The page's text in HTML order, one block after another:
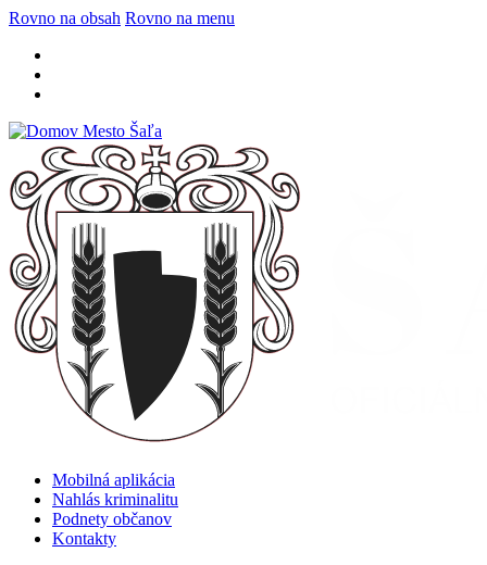
Rovno na obsah Rovno na menu
Mobilná aplikácia
Nahlás kriminalitu
Podnety občanov
Kontakty